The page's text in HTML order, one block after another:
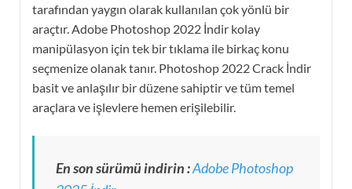
tarafından yaygın olarak kullanılan çok yönlü bir
araçtır. Adobe Photoshop 2022 İndir kolay
manipülasyon için tek bir tıklama ile birkaç konu
seçmenize olanak tanır. Photoshop 2022 Crack İndir
basit ve anlaşılır bir düzene sahiptir ve tüm temel
araçlara ve işlevlere hemen erişilebilir.
En son sürümü indirin :Adobe Photoshop